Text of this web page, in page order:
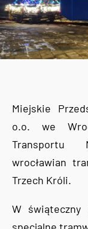
Miejskie
o.o. we
Transportu
wrocławian
Trzech Króli.
W świąteczny